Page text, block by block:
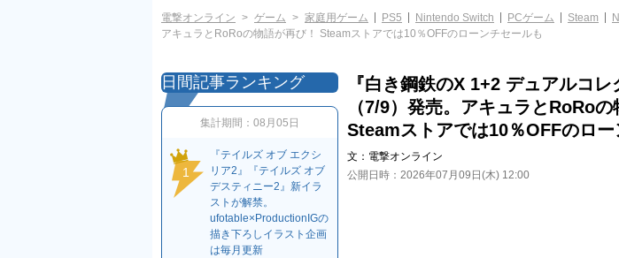
電撃オンライン ゲーム 家庭用ゲーム PS5 Nintendo Switch PCゲーム Steam
アキュラとRoRoの物語が再び！ Steamストアでは10％OFFのローンチセールも
『白き鋼鉄のX 1+2 デュアルコレ
（7/9）発売。アキュラとRoRoの
Steamストアでは10％OFFのロー
文： 電撃オンライン
公開日時： 2026年07月09日(木) 12:00
日間記事ランキング
集計期間： 08月05日
1
『テイルズ オブ エクシ
リア2』『テイルズ オブ
デスティニー2』新イラ
ストが解禁。
ufotable×ProductionIGの
描き下ろしイラスト企画
は毎月更新